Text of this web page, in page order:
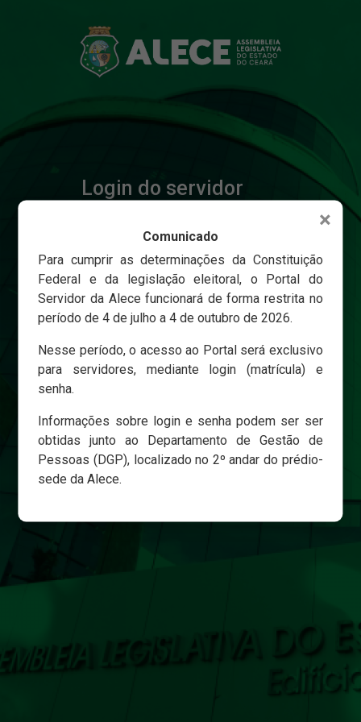
Login do servidor
Senha
Esqueci minha senha
×
Comunicado
Para cumprir as determinações da Constituição
Federal e da legislação eleitoral, o Portal do
Servidor da Alece funcionará de forma restrita no
período de 4 de julho a 4 de outubro de 2026.
Nesse período, o acesso ao Portal será exclusivo
para servidores, mediante login (matrícula) e
senha.
Informações sobre login e senha podem ser ser
obtidas junto ao Departamento de Gestão de
Pessoas (DGP), localizado no 2º andar do prédio-
sede da Alece.